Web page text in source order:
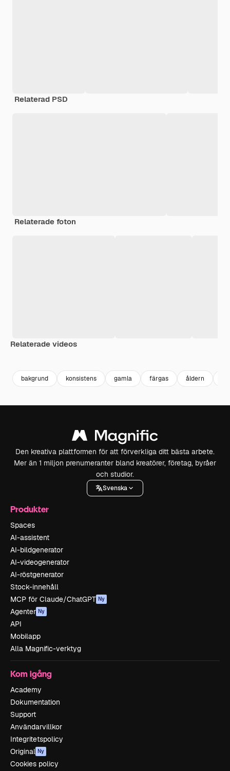
Relaterad PSD
Relaterade foton
Relaterade videos
bakgrund konsistens gamla färgas åldern
Den kreativa plattformen för att förverkliga ditt bästa arbete.
Mer än 1 miljon prenumeranter bland kreatörer, företag, byråer
och studior.
Svenska
Produkter
Spaces
AI-assistent
AI-bildgenerator
AI-videogenerator
AI-röstgenerator
Stock-innehåll
MCP för Claude/ChatGPT Ny
Agenter Ny
API
Mobilapp
Alla Magnific-verktyg
Kom igång
Academy
Dokumentation
Support
Användarvillkor
Integritetspolicy
Original Ny
Cookies policy